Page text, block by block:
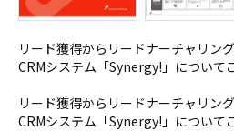
リード獲得からリードナーチャリン
CRMシステム「Synergy!」について
リード獲得からリードナーチャリン
CRMシステム「Synergy!」について